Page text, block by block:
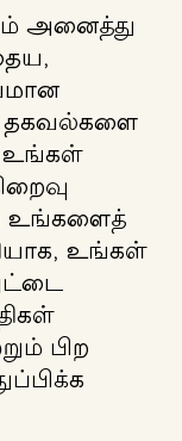
அனைத்து
தகவல்களை
உங்கள்
உங்களைத்
உங்கள்
பிற